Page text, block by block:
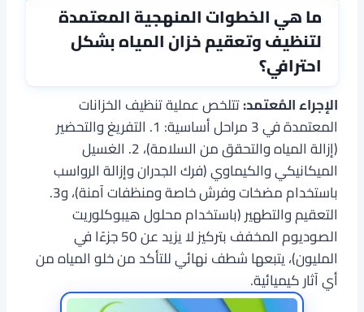
ما هي الخطوات المنهجية المعتمدة
لتنظيف وتعقيم خزان المياه بشكل
احترافي؟
الإجراء المُعتمد:تتلخص عملية تنظيف الخزانات
المعتمدة في 3 مراحل أساسية: 1. التفريغ والتحضير
(إزالة المياه والتحقق من السلامة)، 2. الغسيل
الميكانيكي والكيماوي (فرك الجدران وإزالة الرواسب
باستخدام مضخات وفرش خاصة ومنظفات آمنة)، و3.
التعقيم والتطهير (باستخدام محلول هيبوكلوريت
الصوديوم المخفف بتركيز لا يزيد عن 50 جزءًا في
المليون)، يتبعها شطف نهائي للتأكد من خلو المياه من
أي آثار كيميائية.